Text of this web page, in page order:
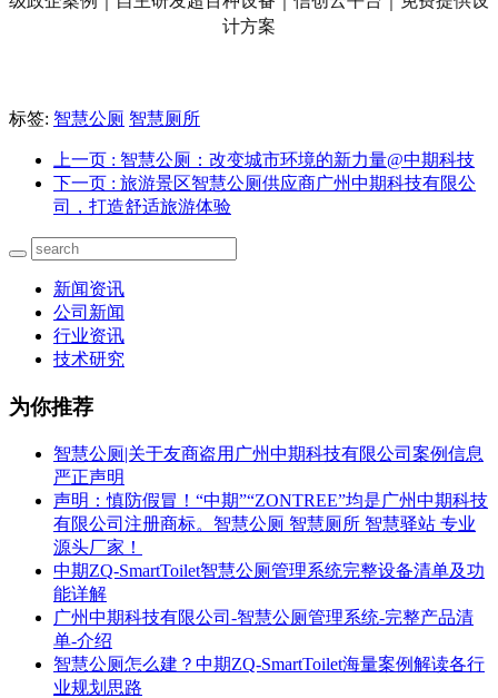
标签: 智慧公厕 智慧厕所
上一页 : 智慧公厕：改变城市环境的新力量@中期科技
下一页 : 旅游景区智慧公厕供应商广州中期科技有限公
司，打造舒适旅游体验
新闻资讯
公司新闻
行业资讯
技术研究
为你推荐
智慧公厕|关于友商盗用广州中期科技有限公司案例信息
严正声明
声明：慎防假冒！“中期”“ZONTREE”均是广州中期科技
有限公司注册商标。智慧公厕 智慧厕所 智慧驿站 专业
源头厂家！
中期ZQ-SmartToilet智慧公厕管理系统完整设备清单及功
能详解
广州中期科技有限公司-智慧公厕管理系统-完整产品清
单-介绍
智慧公厕怎么建？中期ZQ-SmartToilet海量案例解读各行
业规划思路